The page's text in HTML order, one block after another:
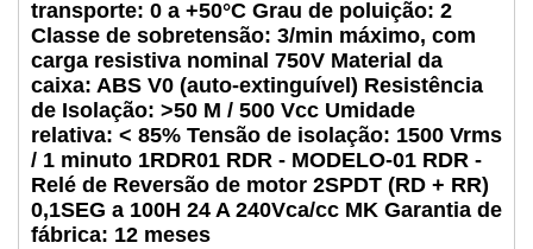
transporte: 0 a +50°C Grau de poluição: 2
Classe de sobretensão: 3/min máximo, com
carga resistiva nominal 750V Material da
caixa: ABS V0 (auto-extinguível) Resistência
de Isolação: >50 M / 500 Vcc Umidade
relativa: < 85% Tensão de isolação: 1500 Vrms
/ 1 minuto 1RDR01 RDR - MODELO-01 RDR -
Relé de Reversão de motor 2SPDT (RD + RR)
0,1SEG a 100H 24 A 240Vca/cc MK Garantia de
fábrica: 12 meses